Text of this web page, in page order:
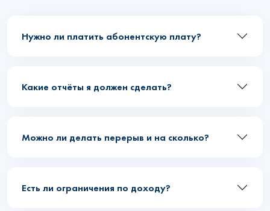
Нужно ли платить абонентскую плату?
Какие отчёты я должен сделать?
Можно ли делать перерыв и на сколько?
Есть ли ограничения по доходу?